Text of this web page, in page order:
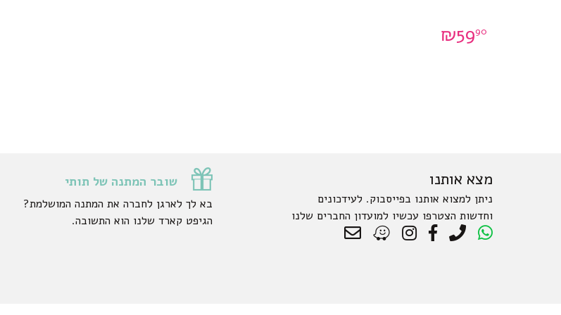
₪5990
מצא אותנו
ניתן למצוא אותנו בפייסבוק. לעידכונים
וחדשות הצטרפו עכשיו למועדון החברים שלנו
שובר המתנה של תותי
בא לך לארגן לחברה את המתנה המושלמת?
הגיפט קארד שלנו הוא התשובה.